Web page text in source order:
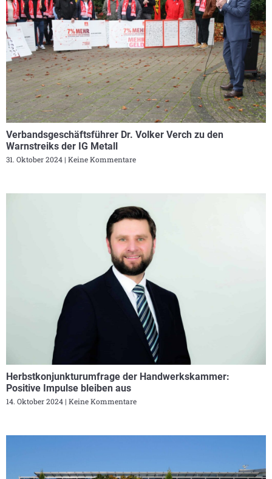
Verbandsgeschäftsführer Dr. Volker Verch zu den
Warnstreiks der IG Metall
31. Oktober 2024 Keine Kommentare
Herbstkonjunkturumfrage der Handwerkskammer:
Positive Impulse bleiben aus
14. Oktober 2024 Keine Kommentare